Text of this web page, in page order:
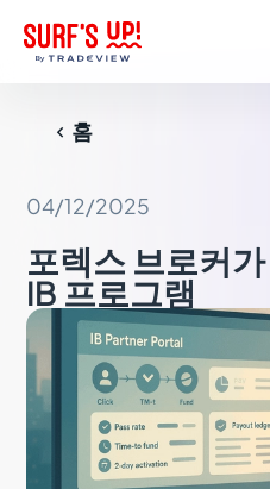
 홈
04/12/2025
포렉스 브로커
IB 프로그램